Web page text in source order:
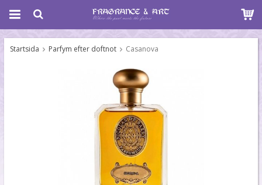
Startsida Parfym efter doftnot Casanova